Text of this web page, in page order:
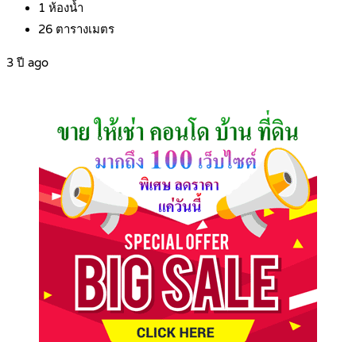
1 ห้องน้ำ
26 ตารางเมตร
3 ปี ago